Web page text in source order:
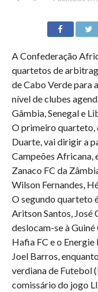
A Confederação
quartetos de
de Cabo Verde para
nível de clubes
Gâmbia, Senegal e
O primeiro quarteto,
Duarte, vai dirigir a
Campeões Africana,
Zanaco FC da
Wilson Fernandes,
O segundo quarteto
Aritson Santos, José
deslocam-se à
Hafia FC e o Energie
Joel Barros,
verdiana de Futebol
comissário do jogo